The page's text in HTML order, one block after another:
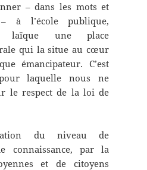
– dans les mots et
à l’école publique,
laïque une place
qui la situe au cœur
émancipateur. C’est
laquelle nous ne
le respect de la loi de
du niveau de
connaissance, par la
et de citoyens